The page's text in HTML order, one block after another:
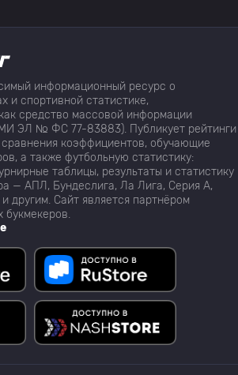
информационный ресурс о
и спортивной статистике,
средство массовой информации
ЭЛ № ФС 77-83883). Публикует рейтинги
коэффициентов, обучающие
а также футбольную статистику:
таблицы, результаты и статистику
— АПЛ, Бундеслига, Ла Лига, Серия А,
другим. Сайт является партнёром
букмекеров.